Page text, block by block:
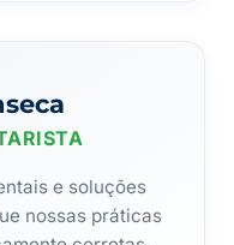
e soluções
nossas práticas